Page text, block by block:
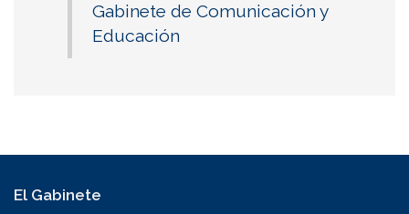
Gabinete de Comunicación y
Educación
El Gabinete